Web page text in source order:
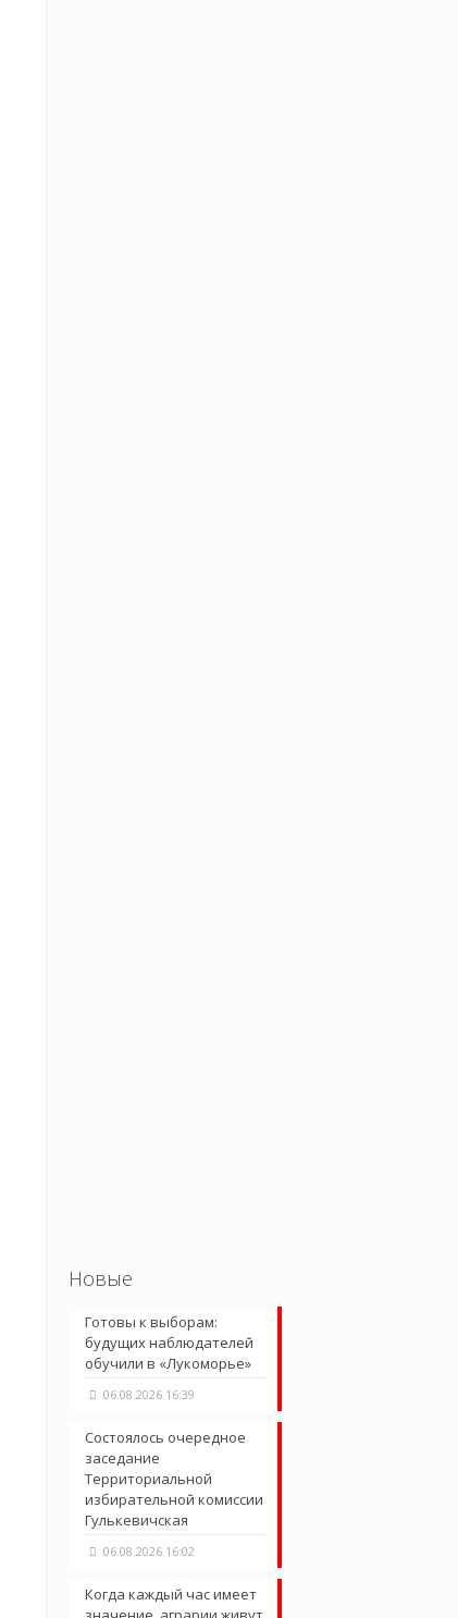
Новые
Готовы к выборам:
будущих наблюдателей
обучили в «Лукоморье»
06.08.2026 16:39
Состоялось очередное
заседание
Территориальной
избирательной комиссии
Гулькевичская
06.08.2026 16:02
Когда каждый час имеет